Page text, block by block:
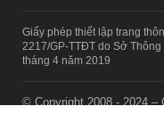
Giấy phép thiết lập trang
2217/GP-TTĐT do Sở
tháng 4 năm 2019
© Copyright 2008 - 2024 –